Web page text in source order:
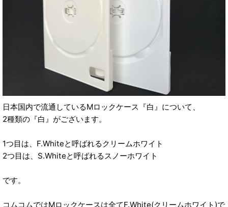
日本国内で流通しているMロックケース『白』について、
2種類の『白』がございます。
1つ目は、F.Whiteと呼ばれるクリームホワイト
2つ目は、S.Whiteと呼ばれるスノーホワイト
です。
コムコムではMロックケースは全てF.White(クリームホワイト)で